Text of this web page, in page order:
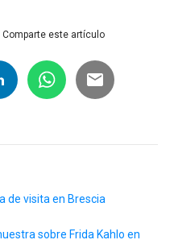
este artículo
de visita en Brescia
sobre Frida Kahlo en